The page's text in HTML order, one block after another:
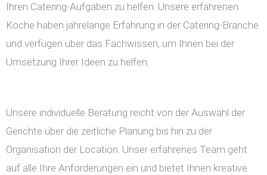
Ihren Catering-Aufgaben zu helfen. Unsere erfahrenen
Köche haben jahrelange Erfahrung in der Catering-Branche
und verfügen über das Fachwissen, um Ihnen bei der
Umsetzung Ihrer Ideen zu helfen.
Unsere individuelle Beratung reicht von der Auswahl der
Gerichte über die zeitliche Planung bis hin zu der
Organisation der Location. Unser erfahrenes Team geht
auf alle Ihre Anforderungen ein und bietet Ihnen kreative